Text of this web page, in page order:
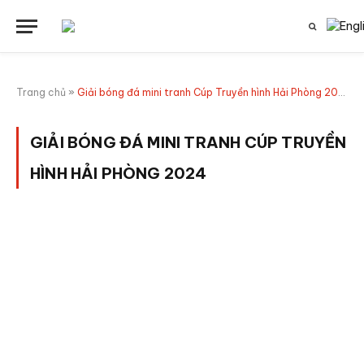
Trang chủ » Giải bóng đá mini tranh Cúp Truyền hình Hải Phòng 2024
GIẢI BÓNG ĐÁ MINI TRANH CÚP TRUYỀN
HÌNH HẢI PHÒNG 2024